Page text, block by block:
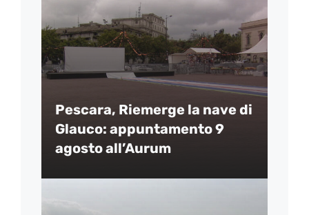
Pescara, Riemerge la nave di
Glauco: appuntamento 9
agosto all’Aurum